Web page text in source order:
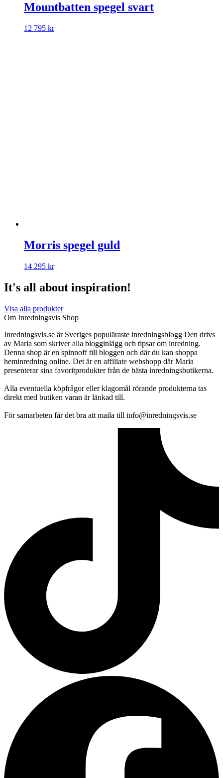
Mountbatten spegel svart
12 795 kr
Morris spegel guld
14 295 kr
It's all about inspiration!
Visa alla produkter
Om Inredningsvis Shop
Inredningsvis.se är Sveriges populäraste inredningsblogg Den drivs
av Maria som skriver alla blogginlägg och tipsar om inredning.
Denna shop är en spinnoff till bloggen och där du kan shoppa
heminredning online. Det är en affiliate webshopp där Maria
presenterar sina favoritprodukter från de bästa inredningsbutikerna.
Alla eventuella köpfrågor eller klagomål rörande produkterna tas
direkt med butiken varan är länkad till.
För samarbeten får det bra att maila till info@inredningsvis.se